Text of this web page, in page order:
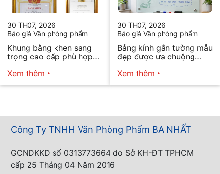
30 TH07, 2026
Báo giá Văn phòng phẩm
Khung bằng khen sang
trọng cao cấp phù hợp
Xem thêm
30 TH07, 2026
Báo giá Văn phòng phẩm
Bảng kính gắn tường mẫu
đẹp được ưa chuộng
Xem thêm
Công Ty TNHH Văn Phòng Phẩm BA NHẤT
GCNDKKD số 0313773664 do Sở KH-ĐT TPHCM
cấp 25 Tháng 04 Năm 2016